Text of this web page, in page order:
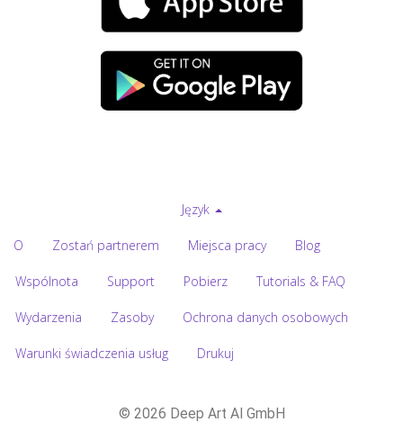
Język
O Zostań partnerem Miejsca pracy Blog
Wspólnota Support Pobierz Tutorials & FAQ
Wydarzenia Zasoby Ochrona danych osobowych
Warunki świadczenia usług Drukuj
© 2026 Deep Art AI GmbH